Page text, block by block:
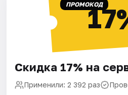
ПРОМОКОД
Скидка 17% на
Применили: 2 392 раз